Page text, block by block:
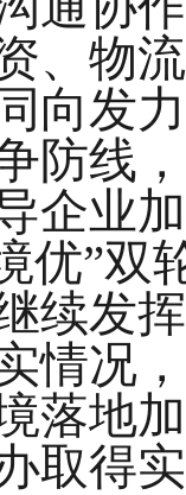
、物
向发
防线
企业
优”双
续发
情况
落地
取得